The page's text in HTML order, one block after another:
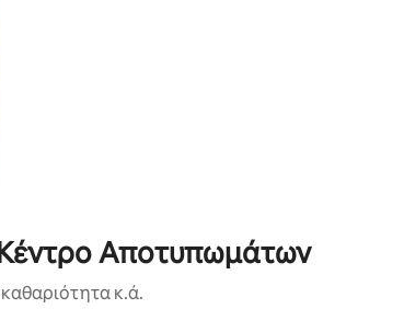
Κέντρο Αποτυπωμάτων
κ.ά.